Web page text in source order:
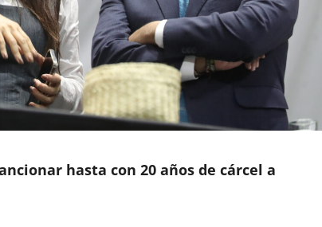
hasta con 20 años de cárcel a